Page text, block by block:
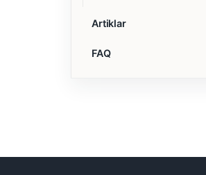
Artiklar
FAQ